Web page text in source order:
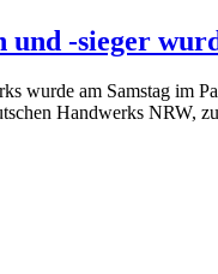
-sieger
wurde am Samstag im
Handwerks NRW,